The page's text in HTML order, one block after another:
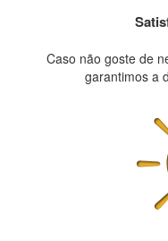
Caso não goste de
garantimos a